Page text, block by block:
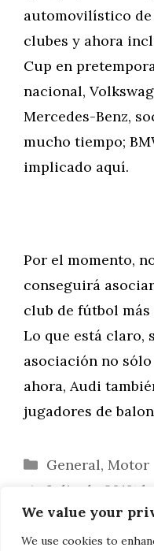
We value your
We use cookies to
automovilístico de
clubes y ahora
Cup en
nacional,
Mercedes-Benz,
mucho tiempo;
implicado aquí.
Por el momento,
conseguirá
club de fútbol
Lo que está claro,
asociación no
ahora, Audi
jugadores de
Categorías
General, Motor
Julio de 2018:
BMW Group suben
BMW M5